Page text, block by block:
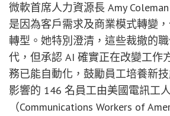
微軟首席人力資源長 Amy
是因為客戶需求及商業模式轉變
轉型。她特別澄清，這些裁撤的
代，但承認 AI 確實正在改變工作
務已能自動化，鼓勵員工培養新
影響的 146 名員工由美國電訊工
（Communications Workers of